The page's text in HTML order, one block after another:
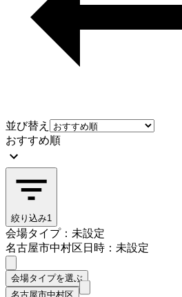
並び替え
おすすめ順
絞り込み1
会場タイプ：未設定
名古屋市中村区日時：未設定
会場タイプを選ぶ
名古屋市中村区